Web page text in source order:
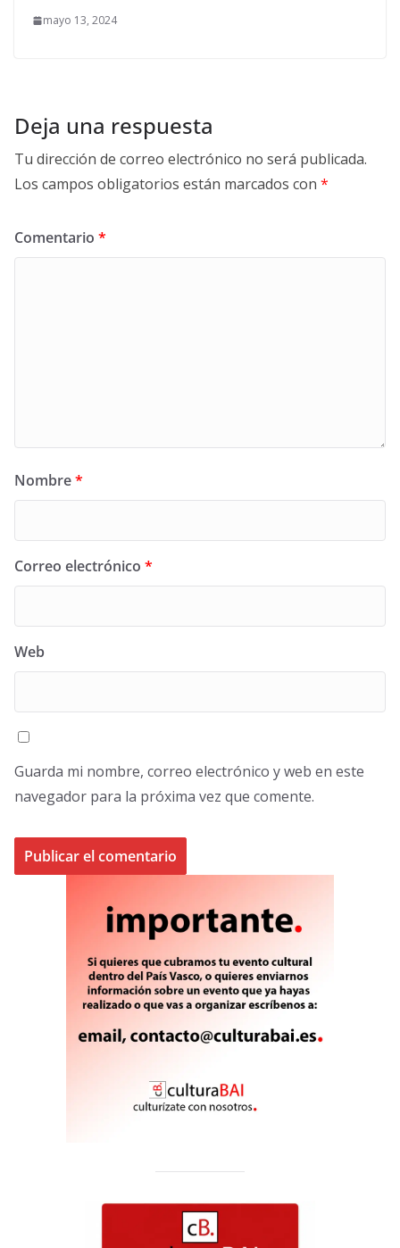
mayo 13, 2024
Deja una respuesta
Tu dirección de correo electrónico no será publicada.
Los campos obligatorios están marcados con *
Comentario *
Nombre*
Correo electrónico *
Web
Guarda mi nombre, correo electrónico y web en este
navegador para la próxima vez que comente.